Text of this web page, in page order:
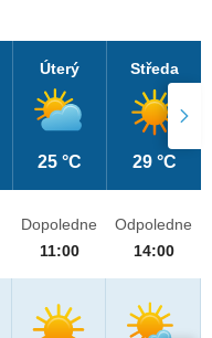
Úterý
25 °C
Středa
29 °C
Dopoledne
11:00
Odpoledne
14:00